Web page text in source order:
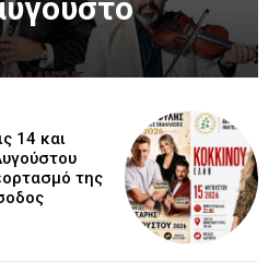
14 και
της